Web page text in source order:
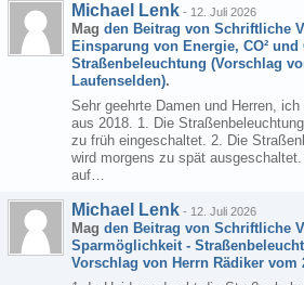
Michael Lenk - 12. Juli 2026
Mag den Beitrag von Schriftliche
Einsparung von Energie, CO²
Straßenbeleuchtung (Vorschlag
Laufenselden).
Sehr geehrte Damen und Herren,
aus 2018. 1. Die
zu früh eingeschaltet. 2. Die
wird morgens zu spät
auf…
Michael Lenk - 12. Juli 2026
Mag den Beitrag von Schriftliche
Sparmöglichkeit -
Vorschlag von Herrn Rädiker vom